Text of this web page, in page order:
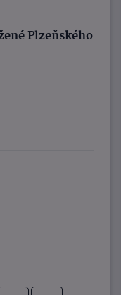
Plzeňského